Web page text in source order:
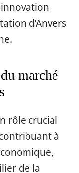
d’Anvers
marché
rôle crucial
contribuant à
de la